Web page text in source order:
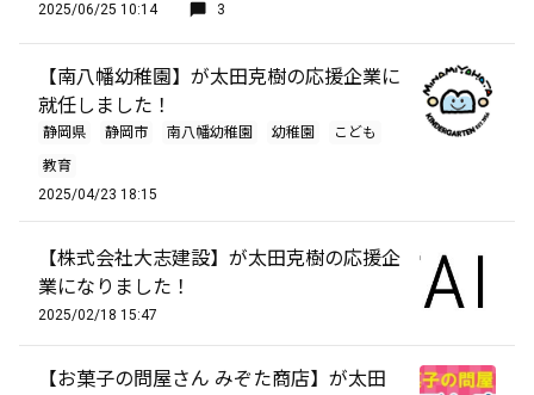
2025/06/25 10:14 3
【南八幡幼稚園】が太田克樹の応援企業に
就任しました！
静岡県 静岡市 南八幡幼稚園 幼稚園
こども
教育
2025/04/23 18:15
【株式会社大志建設】が太田克樹の応援企
業になりました！
2025/02/18 15:47
【お菓子の問屋さん みぞた商店】が太田